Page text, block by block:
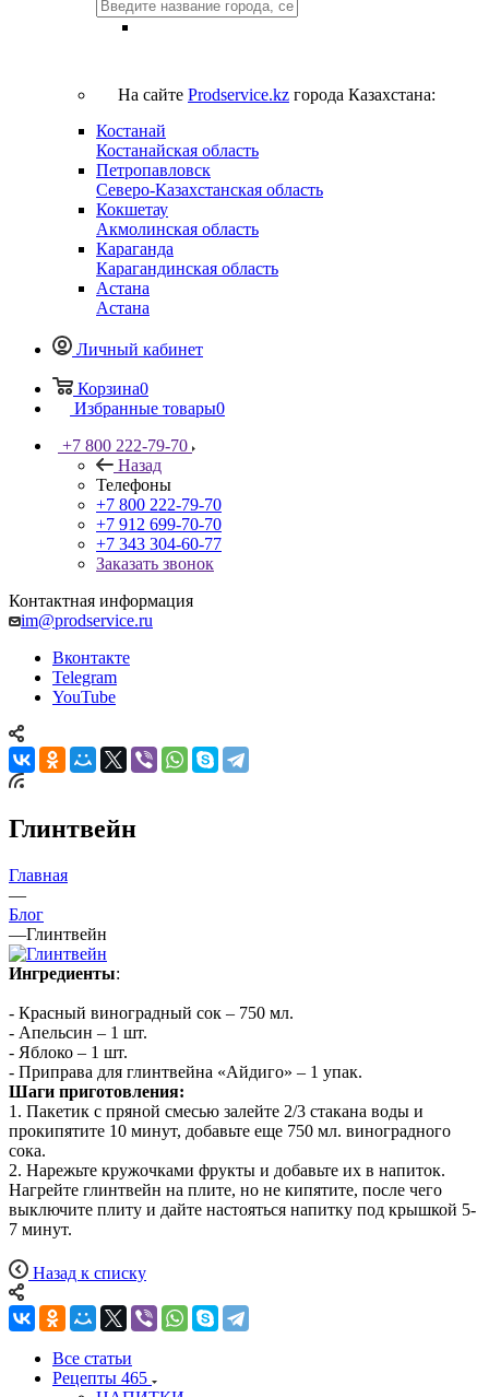
На сайте Prodservice.kz города Казахстана:
Костанай
Костанайская область
Петропавловск
Северо-Казахстанская область
Кокшетау
Акмолинская область
Караганда
Карагандинская область
Астана
Астана
Личный кабинет
Корзина0
Избранные товары0
+7 800 222-79-70
Назад
Телефоны
+7 800 222-79-70
+7 912 699-70-70
+7 343 304-60-77
Заказать звонок
Контактная информация
im@prodservice.ru
Вконтакте
Telegram
YouTube
Глинтвейн
Главная
—
Блог
—Глинтвейн
Ингредиенты:
- Красный виноградный сок – 750 мл.
- Апельсин – 1 шт.
- Яблоко – 1 шт.
- Приправа для глинтвейна «Айдиго» – 1 упак.
Шаги приготовления:
1. Пакетик с пряной смесью залейте 2/3 стакана воды и
прокипятите 10 минут, добавьте еще 750 мл. виноградного
сока.
2. Нарежьте кружочками фрукты и добавьте их в напиток.
Нагрейте глинтвейн на плите, но не кипятите, после чего
выключите плиту и дайте настояться напитку под крышкой 5-
7 минут.
Назад к списку
Все статьи
Рецепты 465